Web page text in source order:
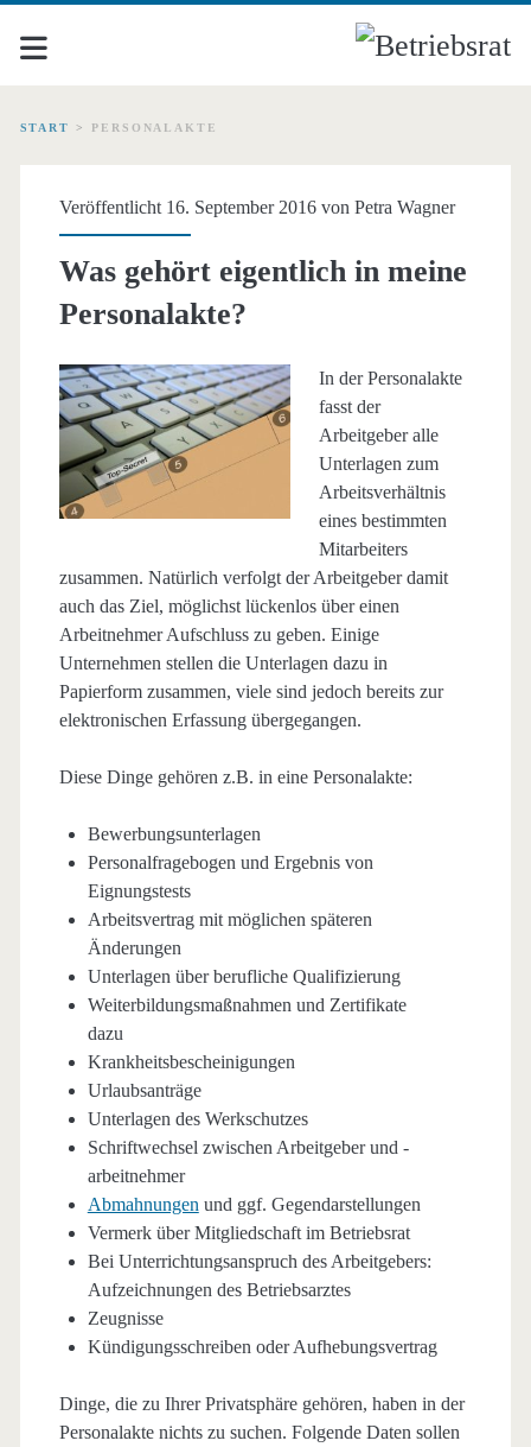
START > PERSONALAKTE
Schlagwort:
<span>Personalakte</
Veröffentlicht 16. September 2016 von Petra Wagner
Was gehört eigentlich in meine
Personalakte?
In der Personalakte
fasst der
Arbeitgeber alle
Unterlagen zum
Arbeitsverhältnis
eines bestimmten
Mitarbeiters
zusammen. Natürlich verfolgt der Arbeitgeber damit
auch das Ziel, möglichst lückenlos über einen
Arbeitnehmer Aufschluss zu geben. Einige
Unternehmen stellen die Unterlagen dazu in
Papierform zusammen, viele sind jedoch bereits zur
elektronischen Erfassung übergegangen.
Diese Dinge gehören z.B. in eine Personalakte:
Bewerbungsunterlagen
Personalfragebogen und Ergebnis von
Eignungstests
Arbeitsvertrag mit möglichen späteren
Änderungen
Unterlagen über berufliche Qualifizierung
Weiterbildungsmaßnahmen und Zertifikate
dazu
Krankheitsbescheinigungen
Urlaubsanträge
Unterlagen des Werkschutzes
Schriftwechsel zwischen Arbeitgeber und -
arbeitnehmer
Abmahnungen und ggf. Gegendarstellungen
Vermerk über Mitgliedschaft im Betriebsrat
Bei Unterrichtungsanspruch des Arbeitgebers:
Aufzeichnungen des Betriebsarztes
Zeugnisse
Kündigungsschreiben oder Aufhebungsvertrag
Dinge, die zu Ihrer Privatsphäre gehören, haben in der
Personalakte nichts zu suchen. Folgende Daten sollen